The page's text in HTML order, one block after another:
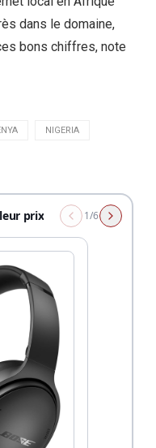
dans le domaine,
bons chiffres, note
NIGERIA